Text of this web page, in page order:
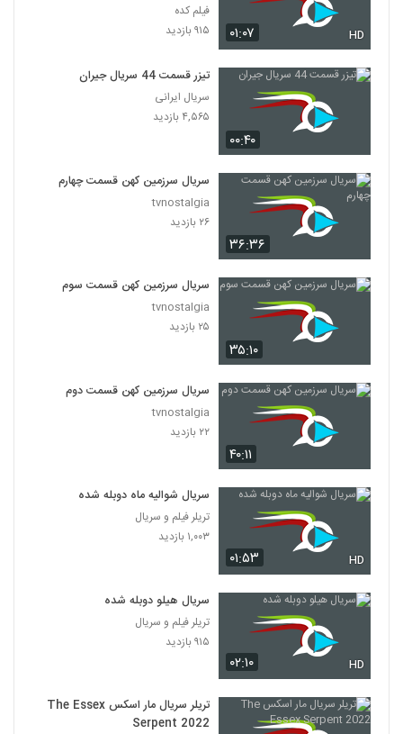
۰۱:۰۷ HD
فیلم کده
۹۱۵ بازدید
۰۰:۴۰
تیزر قسمت 44 سریال جیران
سریال ایرانی
۴,۵۶۵ بازدید
۳۶:۳۶
سریال سرزمین کهن قسمت چهارم
tvnostalgia
۲۶ بازدید
۳۵:۱۰
سریال سرزمین کهن قسمت سوم
tvnostalgia
۲۵ بازدید
۴۰:۱۱
سریال سرزمین کهن قسمت دوم
tvnostalgia
۲۲ بازدید
۰۱:۵۳ HD
سریال شوالیه ماه دوبله شده
تریلر فیلم و سریال
۱,۰۰۳ بازدید
۰۲:۱۰ HD
سریال هیلو دوبله شده
تریلر فیلم و سریال
۹۱۵ بازدید
تریلر سریال مار اسکس The Essex
Serpent 2022